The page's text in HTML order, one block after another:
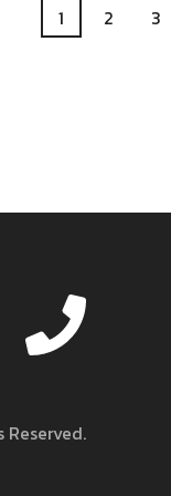
1 2 3
Reserved.